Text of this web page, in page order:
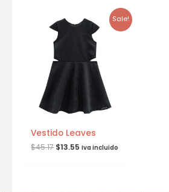
Sale!
Vestido Leaves
$45.17 $13.55 Iva incluido